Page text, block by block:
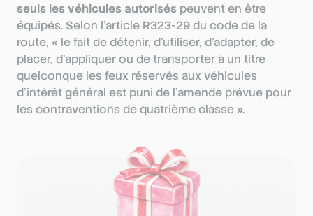
seuls les véhicules autorisés peuvent en être
équipés. Selon l’article R323-29 du code de la
route, « le fait de détenir, d’utiliser, d’adapter, de
placer, d’appliquer ou de transporter à un titre
quelconque les feux réservés aux véhicules
d’intérêt général est puni de l’amende prévue pour
les contraventions de quatrième classe ».